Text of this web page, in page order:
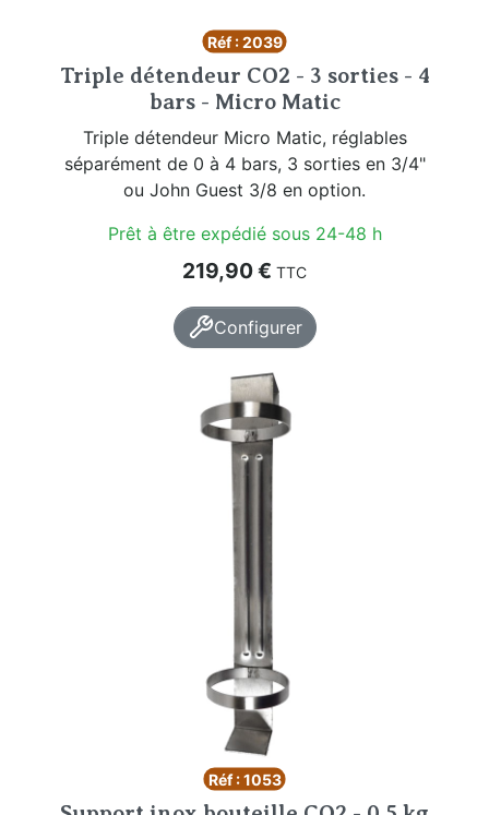
Réf : 2039
Triple détendeur CO2 - 3 sorties - 4
bars - Micro Matic
Triple détendeur Micro Matic, réglables
séparément de 0 à 4 bars, 3 sorties en 3/4"
ou John Guest 3/8 en option.
Prêt à être expédié sous 24-48 h
Prix
219,90 € TTC
Configurer
Réf : 1053